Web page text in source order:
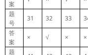
案
题
号
31 32 33
答
案
× √ × ×
题